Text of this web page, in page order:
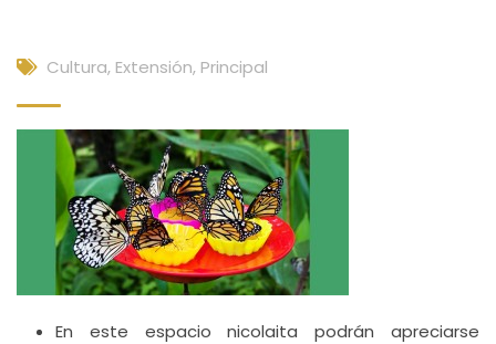
Cultura, Extensión, Principal
En este espacio nicolaita podrán apreciarse